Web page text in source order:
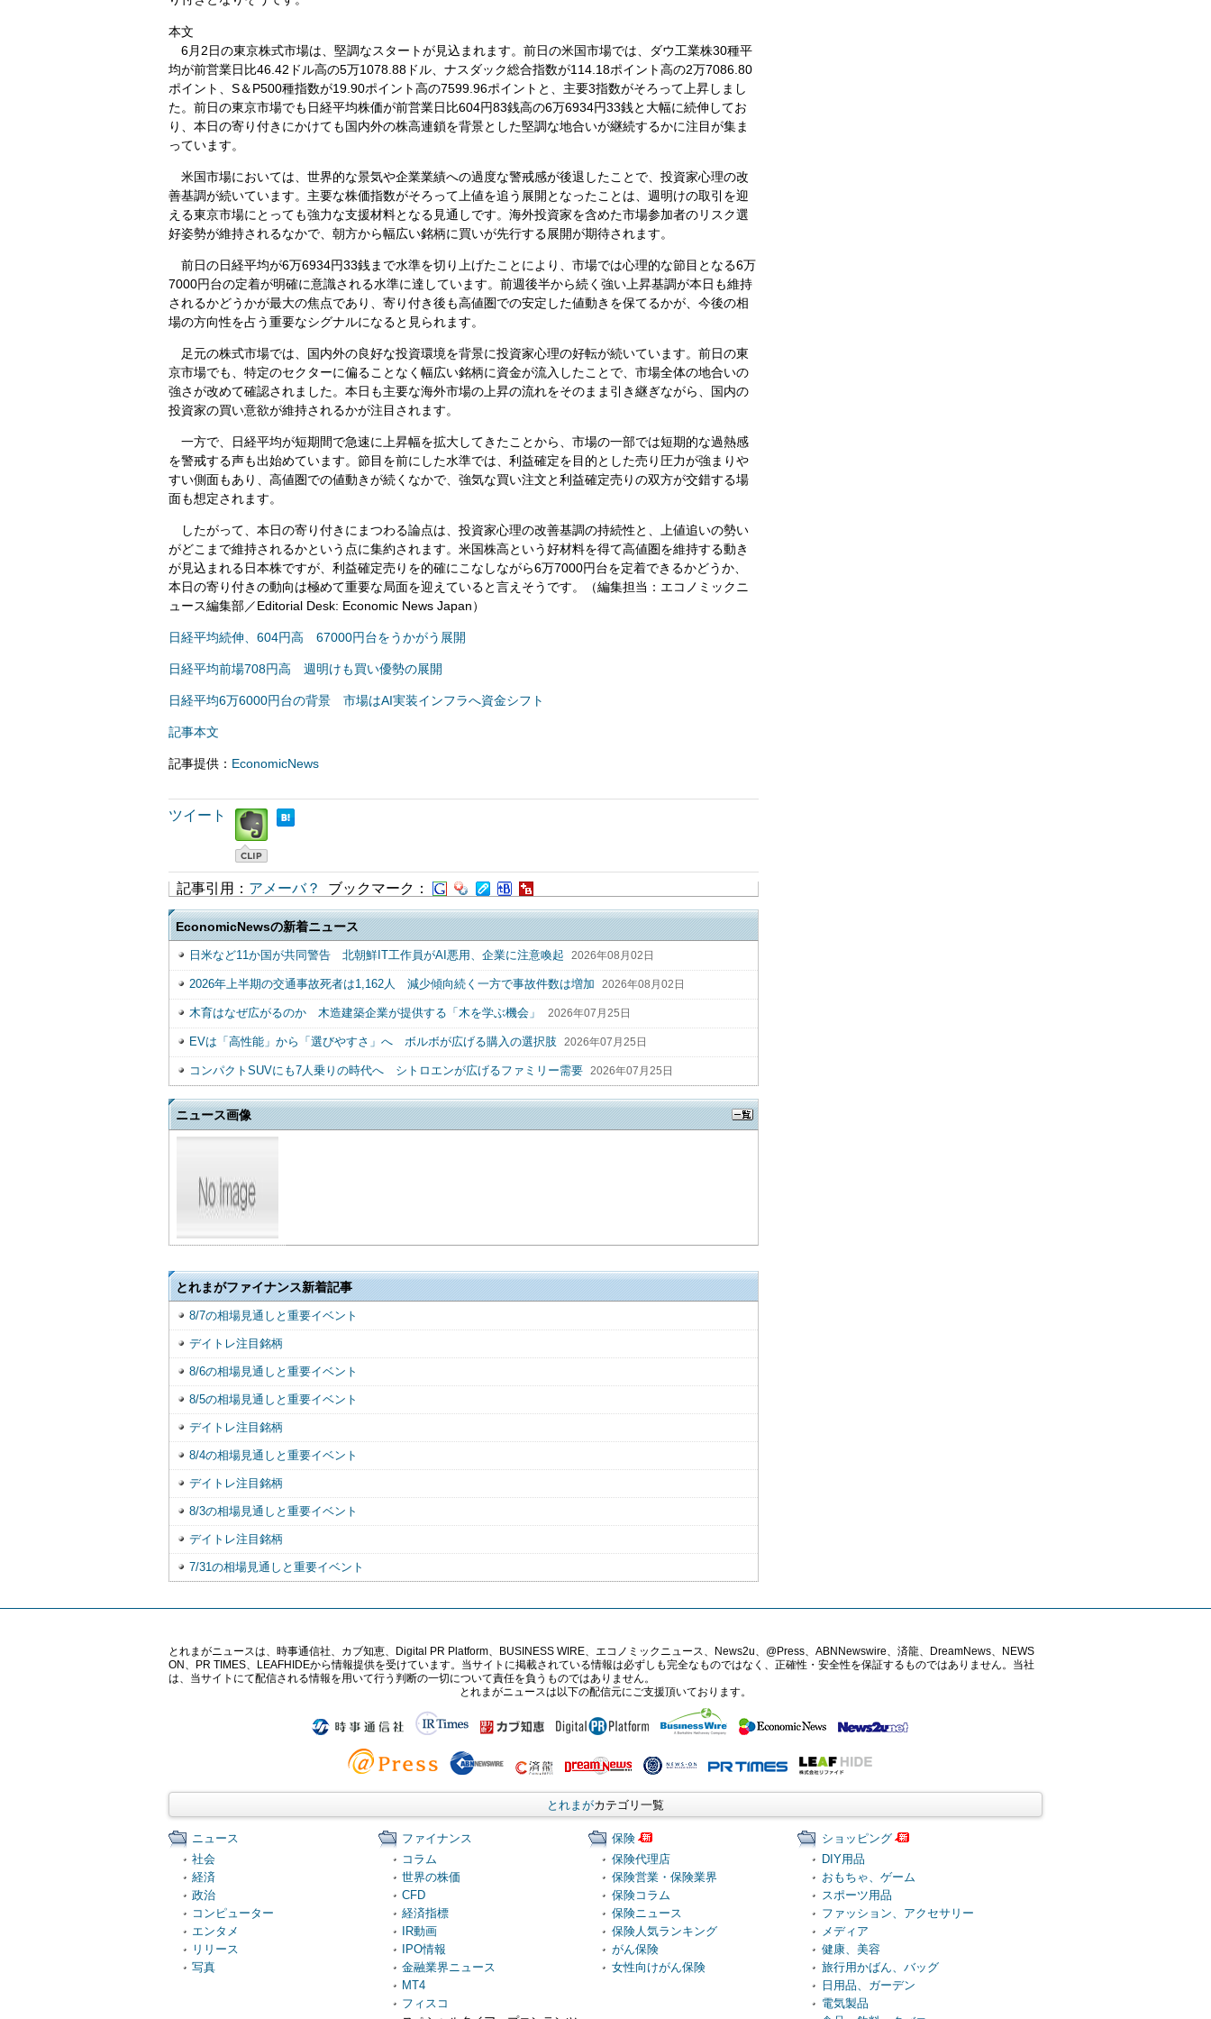
本文
6月2日の東京株式市場は、堅調なスタートが見込まれます。前日の米国市場では、ダウ工業株30種平
均が前営業日比46.42ドル高の5万1078.88ドル、ナスダック総合指数が114.18ポイント高の2万7086.80
ポイント、S＆P500種指数が19.90ポイント高の7599.96ポイントと、主要3指数がそろって上昇しまし
た。前日の東京市場でも日経平均株価が前営業日比604円83銭高の6万6934円33銭と大幅に続伸してお
り、本日の寄り付きにかけても国内外の株高連鎖を背景とした堅調な地合いが継続するかに注目が集ま
っています。
米国市場においては、世界的な景気や企業業績への過度な警戒感が後退したことで、投資家心理の改
善基調が続いています。主要な株価指数がそろって上値を追う展開となったことは、週明けの取引を迎
える東京市場にとっても強力な支援材料となる見通しです。海外投資家を含めた市場参加者のリスク選
好姿勢が維持されるなかで、朝方から幅広い銘柄に買いが先行する展開が期待されます。
前日の日経平均が6万6934円33銭まで水準を切り上げたことにより、市場では心理的な節目となる6万
7000円台の定着が明確に意識される水準に達しています。前週後半から続く強い上昇基調が本日も維持
されるかどうかが最大の焦点であり、寄り付き後も高値圏での安定した値動きを保てるかが、今後の相
場の方向性を占う重要なシグナルになると見られます。
足元の株式市場では、国内外の良好な投資環境を背景に投資家心理の好転が続いています。前日の東
京市場でも、特定のセクターに偏ることなく幅広い銘柄に資金が流入したことで、市場全体の地合いの
強さが改めて確認されました。本日も主要な海外市場の上昇の流れをそのまま引き継ぎながら、国内の
投資家の買い意欲が維持されるかが注目されます。
一方で、日経平均が短期間で急速に上昇幅を拡大してきたことから、市場の一部では短期的な過熱感
を警戒する声も出始めています。節目を前にした水準では、利益確定を目的とした売り圧力が強まりや
すい側面もあり、高値圏での値動きが続くなかで、強気な買い注文と利益確定売りの双方が交錯する場
面も想定されます。
したがって、本日の寄り付きにまつわる論点は、投資家心理の改善基調の持続性と、上値追いの勢い
がどこまで維持されるかという点に集約されます。米国株高という好材料を得て高値圏を維持する動き
が見込まれる日本株ですが、利益確定売りを的確にこなしながら6万7000円台を定着できるかどうか、
本日の寄り付きの動向は極めて重要な局面を迎えていると言えそうです。（編集担当：エコノミックニ
ュース編集部／Editorial Desk: Economic News Japan）
日経平均続伸、604円高 67000円台をうかがう展開
日経平均前場708円高 週明けも買い優勢の展開
日経平均6万6000円台の背景 市場はAI実装インフラへ資金シフト
記事本文
記事提供： EconomicNews
ツイート
記事引用： アメーバ？ ブックマーク：
EconomicNewsの新着ニュース
日米など11か国が共同警告 北朝鮮IT工作員がAI悪用、企業に注意喚起 2026年08月02日
2026年上半期の交通事故死者は1,162人 減少傾向続く一方で事故件数は増加 2026年08月02日
木育はなぜ広がるのか 木造建築企業が提供する「木を学ぶ機会」 2026年07月25日
EVは「高性能」から「選びやすさ」へ ボルボが広げる購入の選択肢 2026年07月25日
コンパクトSUVにも7人乗りの時代へ シトロエンが広げるファミリー需要 2026年07月25日
ニュース画像
とれまがファイナンス新着記事
8/7の相場見通しと重要イベント
デイトレ注目銘柄
8/6の相場見通しと重要イベント
8/5の相場見通しと重要イベント
デイトレ注目銘柄
8/4の相場見通しと重要イベント
デイトレ注目銘柄
8/3の相場見通しと重要イベント
デイトレ注目銘柄
7/31の相場見通しと重要イベント
とれまがニュースは、時事通信社、カブ知恵、Digital PR Platform、BUSINESS WIRE、エコノミックニュース、News2u、@Press、ABNNewswire、済龍、DreamNews、NEWS
ON、PR TIMES、LEAFHIDEから情報提供を受けています。当サイトに掲載されている情報は必ずしも完全なものではなく、正確性・安全性を保証するものではありません。当社
は、当サイトにて配信される情報を用いて行う判断の一切について責任を負うものではありません。
とれまがニュースは以下の配信元にご支援頂いております。
とれまがカテゴリ一覧
ニュース
社会
経済
政治
コンピューター
エンタメ
リリース
写真
ファイナンス
コラム
世界の株価
CFD
経済指標
IR動画
IPO情報
金融業界ニュース
MT4
フィスコ
保険
保険代理店
保険営業・保険業界
保険コラム
保険ニュース
保険人気ランキング
がん保険
女性向けがん保険
ショッピング
DIY用品
おもちゃ、ゲーム
スポーツ用品
ファッション、アクセサリー
メディア
健康、美容
旅行用かばん、バッグ
日用品、ガーデン
電気製品